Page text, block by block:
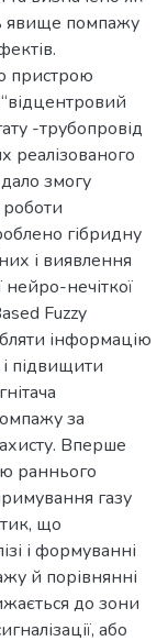
явище помпажу
пристрою
-трубопровід
реалізованого
змогу
роботи
гібридну
і виявлення
нечіткої
Fuzzy
інформацію
підвищити
за
Вперше
раннього
газу
що
і формуванні
й порівнянні
до зони
або